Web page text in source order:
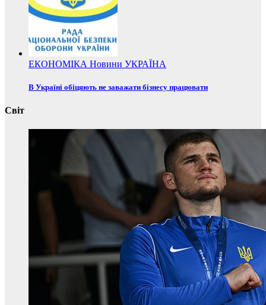
ЕКОНОМІКА Новини УКРАЇНА
В Україні обіцяють не заважати бізнесу працювати
Світ